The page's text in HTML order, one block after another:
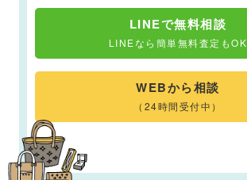
LINEで無料相談
LINEなら簡単無料査定もOK
WEBから相談
（24時間受付中）